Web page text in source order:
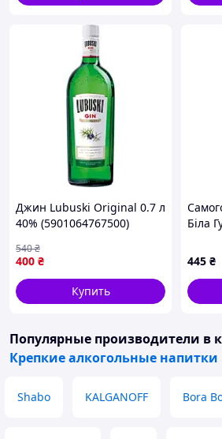
Джин Lubuski Original 0.7 л
40% (5901064767500)
400 ₴
540₴
Купить
Біла
445 ₴
Популярные производители в
Крепкие алкогольные напитки
Shabo KALGANOFF Bora